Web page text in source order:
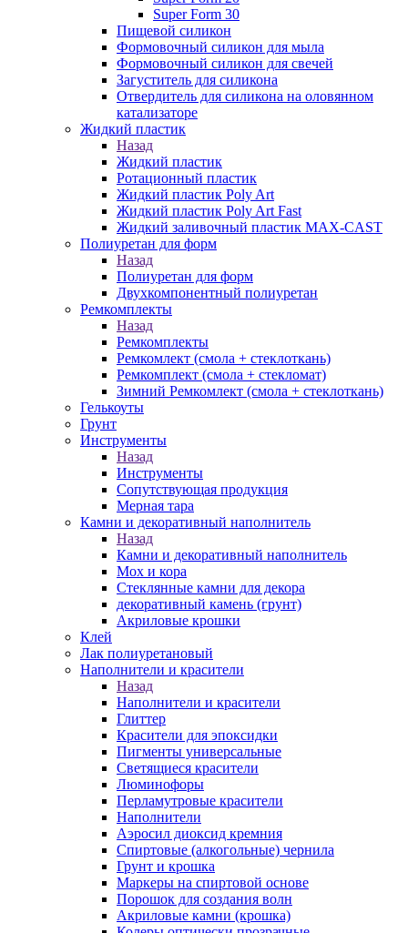
Super Form 30
Пищевой силикон
Формовочный силикон для мыла
Формовочный силикон для свечей
Загуститель для силикона
Отвердитель для силикона на оловянном
катализаторе
Жидкий пластик
Назад
Жидкий пластик
Ротационный пластик
Жидкий пластик Poly Art
Жидкий пластик Poly Art Fast
Жидкий заливочный пластик MAX-CAST
Полиуретан для форм
Назад
Полиуретан для форм
Двухкомпонентный полиуретан
Ремкомплекты
Назад
Ремкомплекты
Ремкомлект (смола + стеклоткань)
Ремкомплект (смола + стекломат)
Зимний Ремкомлект (смола + стеклоткань)
Гелькоуты
Грунт
Инструменты
Назад
Инструменты
Сопутствующая продукция
Мерная тара
Камни и декоративный наполнитель
Назад
Камни и декоративный наполнитель
Мох и кора
Стеклянные камни для декора
декоративный камень (грунт)
Акриловые крошки
Клей
Лак полиуретановый
Наполнители и красители
Назад
Наполнители и красители
Глиттер
Красители для эпоксидки
Пигменты универсальные
Светящиеся красители
Люминофоры
Перламутровые красители
Наполнители
Аэросил диоксид кремния
Спиртовые (алкогольные) чернила
Грунт и крошка
Маркеры на спиртовой основе
Порошок для создания волн
Акриловые камни (крошка)